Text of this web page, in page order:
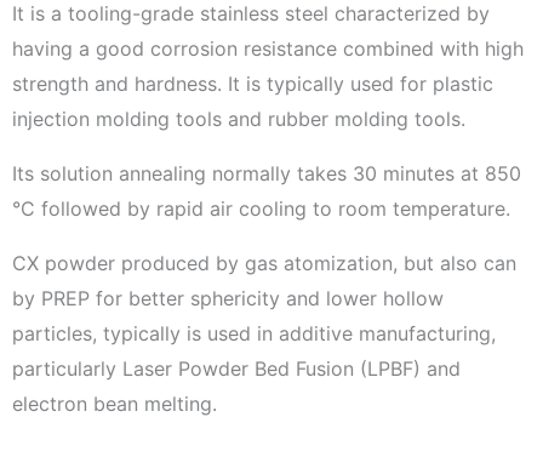
It is a tooling-grade stainless steel characterized by
having a good corrosion resistance combined with high
strength and hardness. It is typically used for plastic
injection molding tools and rubber molding tools.
Its solution annealing normally takes 30 minutes at 850
°C followed by rapid air cooling to room temperature.
CX powder produced by gas atomization, but also can
by PREP for better sphericity and lower hollow
particles, typically is used in additive manufacturing,
particularly Laser Powder Bed Fusion (LPBF) and
electron bean melting.